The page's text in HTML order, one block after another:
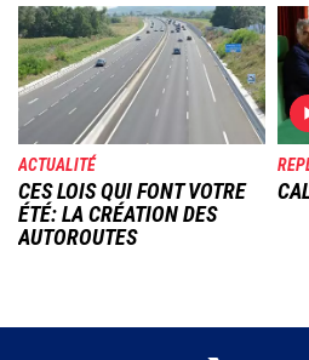
Image
ACTUALITÉ
CES LOIS QUI FONT VOTRE
ÉTÉ: LA CRÉATION DES
AUTOROUTES